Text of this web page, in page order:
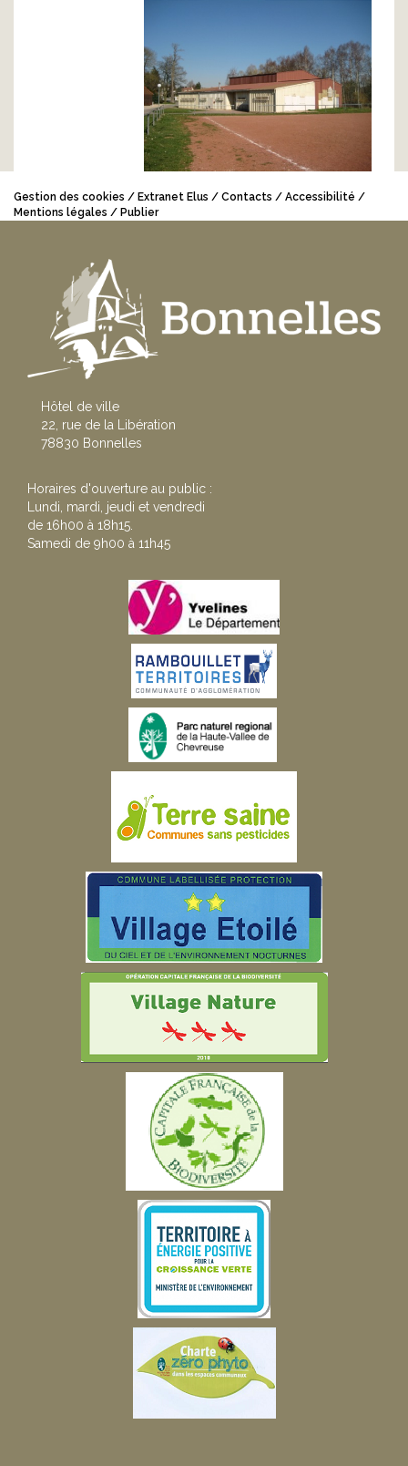
Gestion des cookies Extranet Elus Contacts
Accessibilité
Mentions légales
Publier
Hôtel de ville
22, rue de la Libération
78830 Bonnelles
Horaires d'ouverture au public :
Lundi, mardi, jeudi et vendredi
de 16h00 à 18h15.
Samedi de 9h00 à 11h45